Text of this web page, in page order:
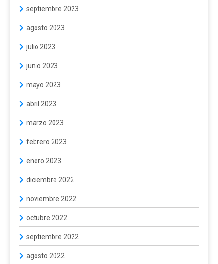
septiembre 2023
agosto 2023
julio 2023
junio 2023
mayo 2023
abril 2023
marzo 2023
febrero 2023
enero 2023
diciembre 2022
noviembre 2022
octubre 2022
septiembre 2022
agosto 2022